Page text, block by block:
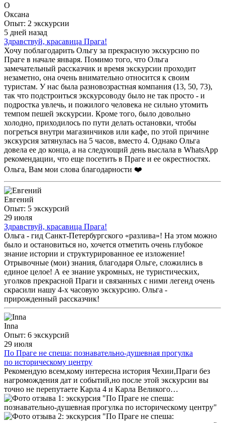
О
Оксана
Опыт: 2 экскурсии
5 дней назад
Здравствуй, красавица Прага!
Хочу поблагодарить Ольгу за прекрасную экскурсию по
Праге в начале января. Помимо того, что Ольга
замечательный рассказчик и время экскурсии проходит
незаметно, она очень внимательно относится к своим
туристам. У нас была разновозрастная компания (13, 50, 73),
так что подстроиться экскурсоводу было не так просто - и
подростка увлечь, и пожилого человека не сильно утомить
темпом пешей экскурсии. Кроме того, было довольно
холодно, приходилось по пути делать остановки, чтобы
погреться внутри магазинчиков или кафе, по этой причине
экскурсия затянулась на 5 часов, вместо 4. Однако Ольга
довела ее до конца, а на следующий день выслала в WhatsApp
рекомендации, что еще посетить в Праге и ее окрестностях.
Ольга, Вам мои слова благодарности ❤️
Евгений
Опыт: 5 экскурсий
29 июля
Здравствуй, красавица Прага!
Ольга - гид Санкт-Петербургского «разлива»! На этом можно
было и остановиться но, хочется отметить очень глубокое
знание истории и структурированное ее изложение!
Отрывочные (мои) знания, благодаря Ольге, сложились в
единое целое! А ее знание укромных, не туристических,
уголков прекрасной Праги и связанных с ними легенд очень
скрасили нашу 4-х часовую экскурсию. Ольга -
прирожденный рассказчик!
Inna
Опыт: 6 экскурсий
29 июля
По Праге не спеша: познавательно-душевная прогулка
по историческому центру
Рекомендую всем,кому интересна история Чехии,Праги без
нагромождения дат и событий,но после этой экскурсии вы
точно не перепутаете Карла 4 и Карла Великого…